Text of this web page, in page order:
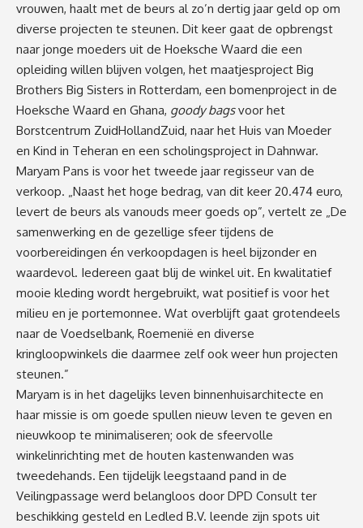
vrouwen, haalt met de beurs al zo’n dertig jaar geld op om
diverse projecten te steunen. Dit keer gaat de opbrengst
naar jonge moeders uit de Hoeksche Waard die een
opleiding willen blijven volgen, het maatjesproject Big
Brothers Big Sisters in Rotterdam, een bomenproject in de
Hoeksche Waard en Ghana, goody bagsvoor het
Borstcentrum ZuidHollandZuid, naar het Huis van Moeder
en Kind in Teheran en een scholingsproject in Dahnwar.
Maryam Pans is voor het tweede jaar regisseur van de
verkoop. „Naast het hoge bedrag, van dit keer 20.474 euro,
levert de beurs als vanouds meer goeds op”, vertelt ze „De
samenwerking en de gezellige sfeer tijdens de
voorbereidingen én verkoopdagen is heel bijzonder en
waardevol. Iedereen gaat blij de winkel uit. En kwalitatief
mooie kleding wordt hergebruikt, wat positief is voor het
milieu en je portemonnee. Wat overblijft gaat grotendeels
naar de Voedselbank, Roemenië en diverse
kringloopwinkels die daarmee zelf ook weer hun projecten
steunen.”
Maryam is in het dagelijks leven binnenhuisarchitecte en
haar missie is om goede spullen nieuw leven te geven en
nieuwkoop te minimaliseren; ook de sfeervolle
winkelinrichting met de houten kastenwanden was
tweedehands. Een tijdelijk leegstaand pand in de
Veilingpassage werd belangloos door DPD Consult ter
beschikking gesteld en Ledled B.V. leende zijn spots uit